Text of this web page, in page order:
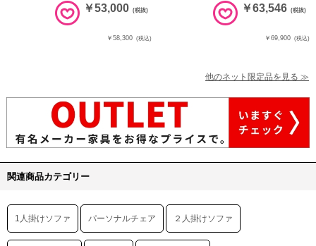
￥53,000 (税抜)
￥58,300 (税込)
￥63,546 (税抜)
￥69,900 (税込)
他のネット限定品を見る ≫
関連商品カテゴリー
1人掛けソファ パーソナルチェア ２人掛けソファ